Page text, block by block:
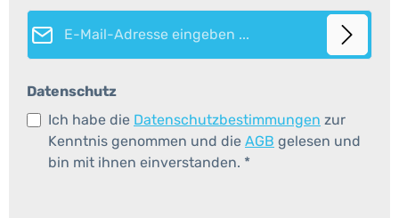
E-Mail-Adresse*
Datenschutz
Ich habe die Datenschutzbestimmungen zur
Kenntnis genommen und die AGB gelesen und
bin mit ihnen einverstanden. *